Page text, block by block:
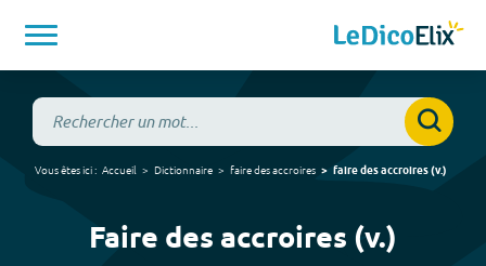
Vous êtes ici : Accueil Dictionnaire faire des accroires faire des accroires(v.)
Faire des accroires (v.)